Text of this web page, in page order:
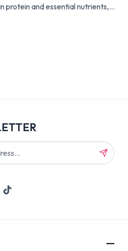
protein and essential nutrients,
of your cat. It is also enriched